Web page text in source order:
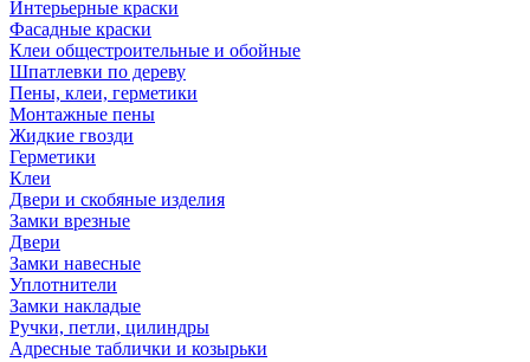
Интерьерные краски
Фасадные краски
Клеи общестроительные и обойные
Шпатлевки по дереву
Пены, клеи, герметики
Монтажные пены
Жидкие гвозди
Герметики
Клеи
Двери и скобяные изделия
Замки врезные
Двери
Замки навесные
Уплотнители
Замки накладые
Ручки, петли, цилиндры
Адресные таблички и козырьки